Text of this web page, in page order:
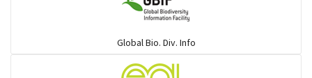
চড়ুই-বাবুই-খঞ্জন-তুলিকা-মুনিয়া
Global Bio. Div. Info